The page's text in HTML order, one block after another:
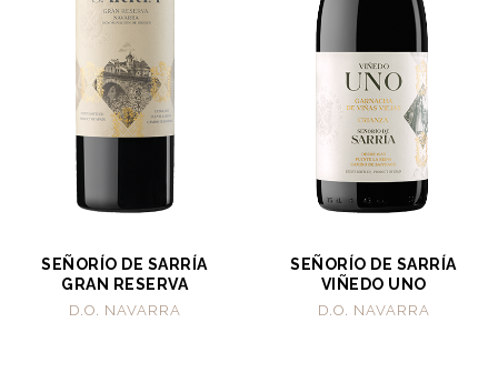
SEÑORÍO DE SARRÍA
GRAN RESERVA
D.O. NAVARRA
SEÑORÍO DE SARRÍA
VIÑEDO UNO
D.O. NAVARRA